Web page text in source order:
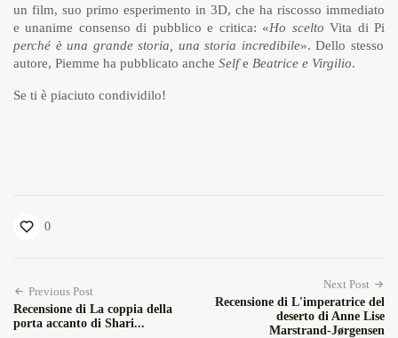
un film, suo primo esperimento in 3D, che ha riscosso immediato
e unanime consenso di pubblico e critica: «Ho sceltoVita di Pi
perché è una grande storia, una storia incredibile». Dello stesso
autore, Piemme ha pubblicato anche Selfe Beatrice e Virgilio.
Se ti è piaciuto condividilo!
0
Previous Post
Recensione di La coppia della
porta accanto di Shari...
Next Post
Recensione di L'imperatrice del
deserto di Anne Lise
Marstrand-Jørgensen